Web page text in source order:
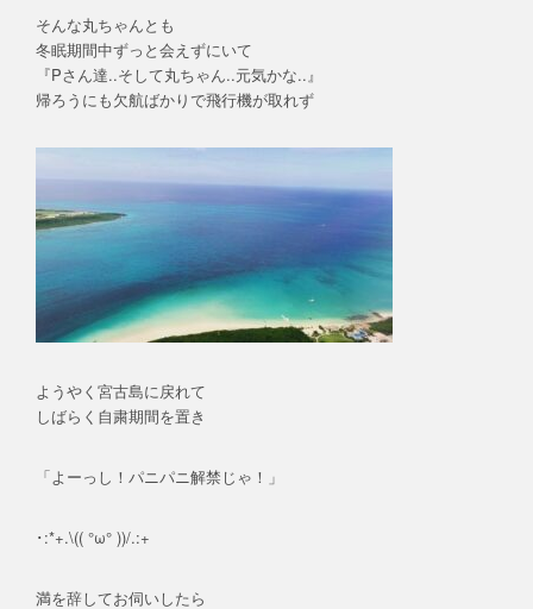
そんな丸ちゃんとも
冬眠期間中ずっと会えずにいて
『Pさん達..そして丸ちゃん..元気かな..』
帰ろうにも欠航ばかりで飛行機が取れず
ようやく宮古島に戻れて
しばらく自粛期間を置き
「よーっし！パニパニ解禁じゃ！」
･:*+.\(( °ω° ))/.:+
満を辞してお伺いしたら